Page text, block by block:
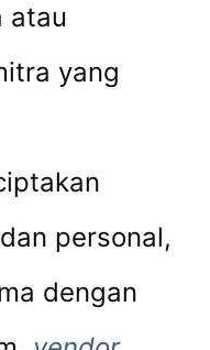
atau
yang
personal,
dengan